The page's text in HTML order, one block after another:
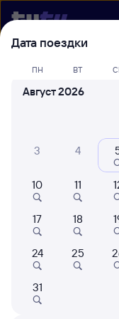
Выберите
билеты
Дата поездки
ПН ВТ
Август 2026
3 4
10 11
17 18
24 25
31